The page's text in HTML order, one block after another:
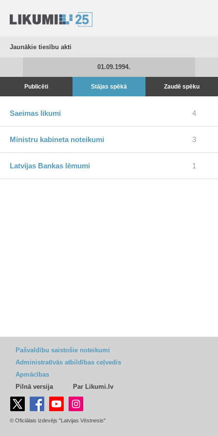
Jaunākie tiesību akti
01.09.1994.
Publicēti Stājas spēkā Zaudē spēku
Saeimas likumi 4
Ministru kabineta noteikumi 3
Latvijas Bankas lēmumi 1
Pašvaldību saistošie noteikumi
Administratīvās atbildības ceļvedis
Apmācības
Pilnā versija
Par Likumi.lv
© Oficiālais izdevējs "Latvijas Vēstnesis"